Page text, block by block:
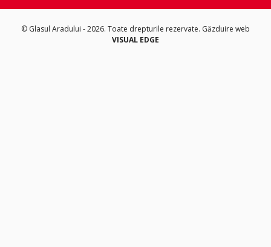
© Glasul Aradului - 2026. Toate drepturile rezervate. Găzduire web
VISUAL EDGE